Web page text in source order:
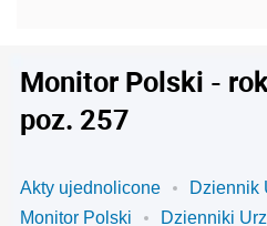
Monitor Polski -
poz. 257
Akty ujednolicone
Dziennik
Monitor Polski
Dzienniki